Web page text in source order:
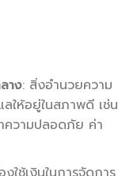
าง: สิ่งอำนวยความ
ให้อยู่ในสภาพดี เช่น
ความปลอดภัย ค่า